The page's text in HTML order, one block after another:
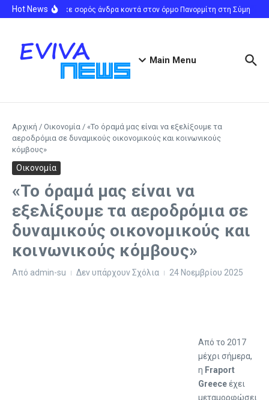
Μετάβαση στο περιεχόμενο
Hot News
Εντοπίστηκε σορός άνδρα κοντά στον όρμο Πανορμίτη στη Σύμη
Main Menu
Αρχική / Οικονομία / «Το όραμά μας είναι να εξελίξουμε τα
αεροδρόμια σε δυναμικούς οικονομικούς και κοινωνικούς
κόμβους»
Οικονομία
«Το όραμά μας είναι να
εξελίξουμε τα αεροδρόμια σε
δυναμικούς οικονομικούς και
κοινωνικούς κόμβους»
Από admin-su Δεν υπάρχουν Σχόλια 24 Νοεμβρίου 2025
Από το 2017
μέχρι σήμερα,
η Fraport
Greeceέχει
μεταμορφώσει